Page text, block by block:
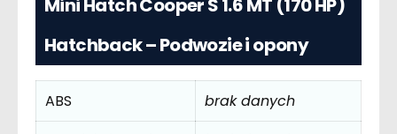
Mini Hatch Cooper S 1.6 MT (170 HP)
Hatchback – Podwozie i opony
ABS
brak danych